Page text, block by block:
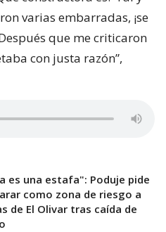
varias embarradas, ¡se
que me criticaron
con justa razón”,
es una estafa": Poduje pide
como zona de riesgo a
de El Olivar tras caída de